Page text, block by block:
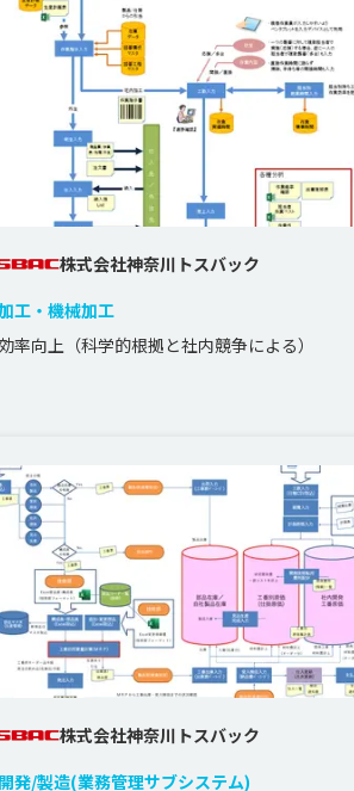
株式会社神奈川トスバック
工・機械加工
率向上（科学的根拠と社内競争による）
株式会社神奈川トスバック
発/製造(業務管理サブシステム)